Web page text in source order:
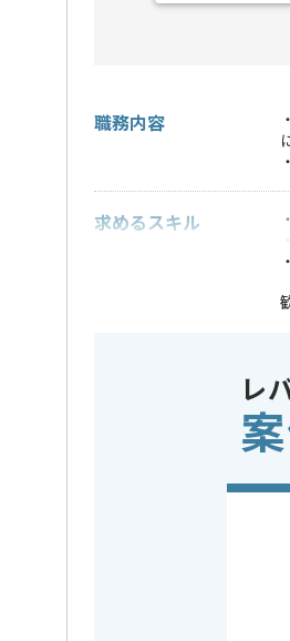
職務内容
求めるスキル
この案件で扱う技術
この案件のポイント
ITコンサルタントやPM
を展開している企業でご
レ